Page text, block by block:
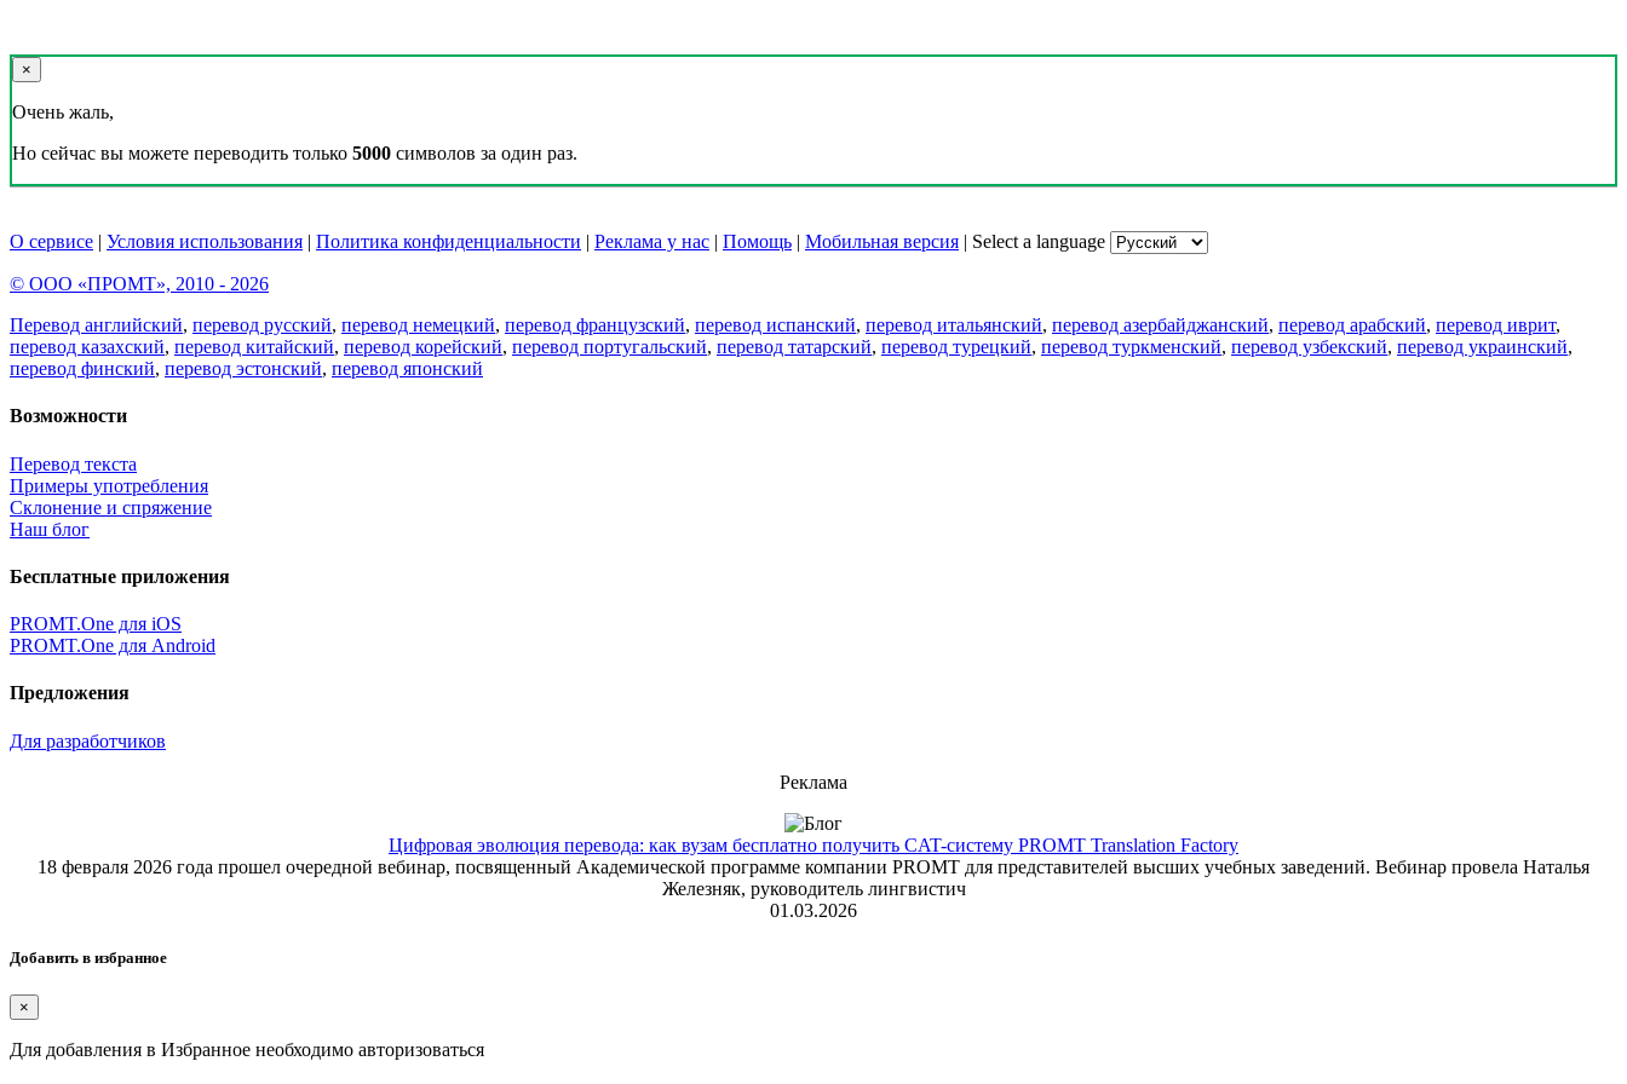
×
Очень жаль,
Но сейчас вы можете переводить только 5000 символов за один раз.
О сервисе | Условия использования | Политика конфиденциальности | Реклама у нас | Помощь | Мобильная версия | Select a language
© ООО «ПРОМТ», 2010 - 2026
Перевод английский, перевод русский, перевод немецкий, перевод французский, перевод испанский, перевод итальянский, перевод азербайджанский, перевод арабский, перевод иврит,
перевод казахский, перевод китайский, перевод корейский, перевод португальский, перевод татарский, перевод турецкий, перевод туркменский, перевод узбекский, перевод украинский,
перевод финский, перевод эстонский, перевод японский
Возможности
Перевод текста
Примеры употребления
Склонение и спряжение
Наш блог
Бесплатные приложения
PROMT.One для iOS
PROMT.One для Android
Предложения
Для разработчиков
Реклама
Цифровая эволюция перевода: как вузам бесплатно получить CAT-систему PROMT Translation Factory
18 февраля 2026 года прошел очередной вебинар, посвященный Академической программе компании PROMT для представителей высших учебных заведений. Вебинар провела Наталья
Железняк, руководитель лингвистич
01.03.2026
Добавить в избранное
×
Для добавления в Избранное необходимо авторизоваться